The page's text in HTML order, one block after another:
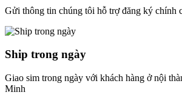
Gửi thông tin chúng tôi hỗ trợ đăng ký chính
Ship trong ngày
Giao sim trong ngày với khách hàng ở nội
Minh